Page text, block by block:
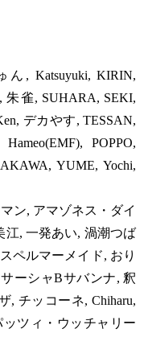
, Katsuyuki, KIRIN,
朱雀, SUHARA, SEKI,
デカやす, TESSAN,
POPPO,
YUME, Yochi,
ン, アマゾネス・ダイ
, 一発あい, 渦潮つば
ペルマーメイド, おり
ーシャBサバンナ, 釈
, チッコーネ, Chiharu,
ツィ・ウッチャリー